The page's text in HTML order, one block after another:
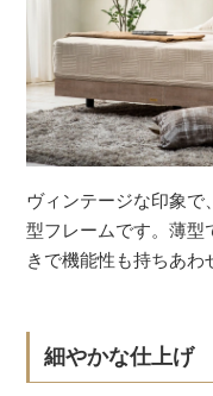
ヴィンテージな印象
型フレームです。薄型
きで機能性も持ちあわ
細やかな仕上げ